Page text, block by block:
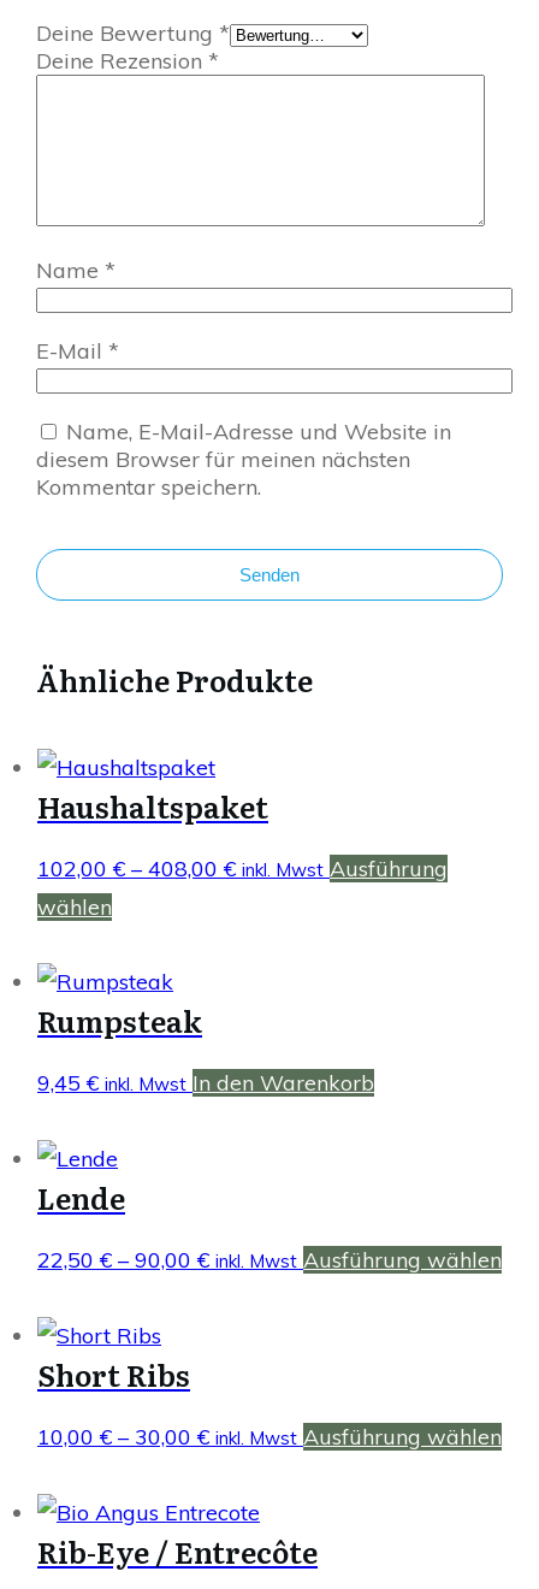
Deine Bewertung *
Deine Rezension *
Name *
E-Mail *
Name, E-Mail-Adresse und Website in
diesem Browser für meinen nächsten
Kommentar speichern.
Senden
Ähnliche Produkte
Haushaltspaket
102,00 € –408,00 € Preisspanne:
inkl. Mwst Ausführung
wählen
weist
mehrere
auf.
Optionen
können
gewählt
werden
Rumpsteak
9,45 € inkl. Mwst In den Warenkorb
Lende
22,50 € –90,00 € Preisspanne:
inkl. Mwst Ausführung wählen
Short Ribs
10,00 € – 30,00 € Preisspanne:
bis
30,00 €
inkl. Mwst Ausführung wählen
Rib-Eye / Entrecôte